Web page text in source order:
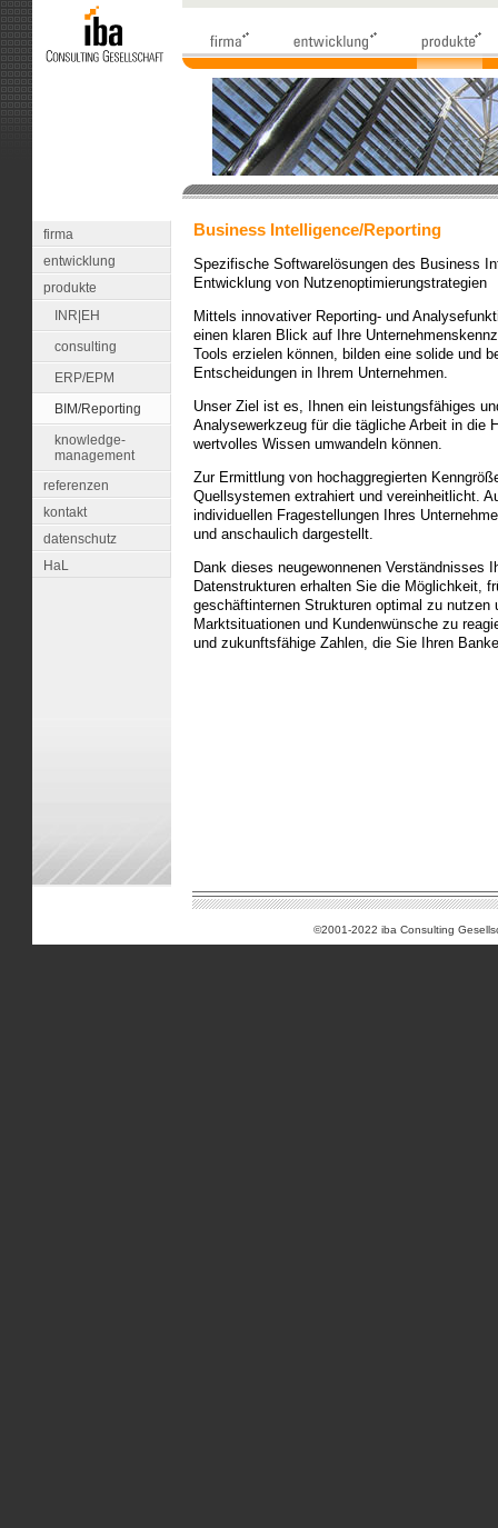
firma
entwicklung
produkte
INR|EH
consulting
ERP/EPM
BIM/Reporting
knowledge-
management
referenzen
kontakt
datenschutz
HaL
Business Intelligence/Reporting
Spezifische Softwarelösungen des Business
Entwicklung von Nutzenoptimierungstrategien
Mittels innovativer Reporting- und
einen klaren Blick auf Ihre
Tools erzielen können, bilden eine solide und
Entscheidungen in Ihrem Unternehmen.
Unser Ziel ist es, Ihnen ein leistungsfähiges
Analysewerkzeug für die tägliche Arbeit in die
wertvolles Wissen umwandeln können.
Zur Ermittlung von hochaggregierten
Quellsystemen extrahiert und vereinheitlicht.
individuellen Fragestellungen Ihres
und anschaulich dargestellt.
Dank dieses neugewonnenen Verständnisses
Datenstrukturen erhalten Sie die Möglichkeit,
geschäftinternen Strukturen optimal zu nutzen
Marktsituationen und Kundenwünsche zu
und zukunftsfähige Zahlen, die Sie Ihren
©2001-2022 iba Consulting